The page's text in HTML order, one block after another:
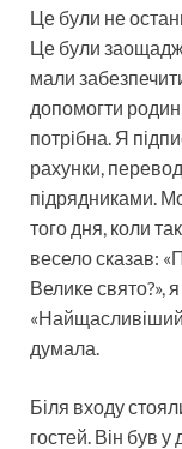
Це були не
Це були
мали
допомогти
потрібна. Я
рахунки,
підрядниками.
того дня, коли
весело сказав:
Велике свято?»,
«Найщасливіший
думала.
Біля входу
гостей. Він був